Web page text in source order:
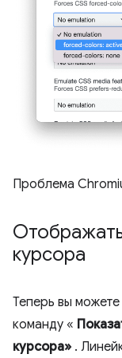
Проблема
курсора
Теперь вы можете
команду «
курсора» .